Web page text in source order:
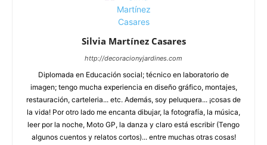
Silvia Martínez Casares
http://decoracionyjardines.com
Diplomada en Educación social; técnico en laboratorio de
imagen; tengo mucha experiencia en diseño gráfico, montajes,
restauración, carteleria... etc. Además, soy peluquera... ¡cosas de
la vida! Por otro lado me encanta dibujar, la fotografía, la música,
leer por la noche, Moto GP, la danza y claro está escribir (Tengo
algunos cuentos y relatos cortos)... entre muchas otras cosas!